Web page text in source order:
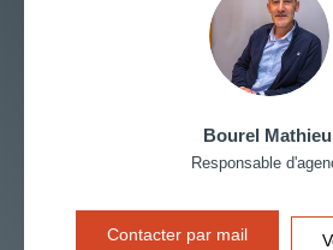
Bourel Mathieu
Responsable
Contacter par mail